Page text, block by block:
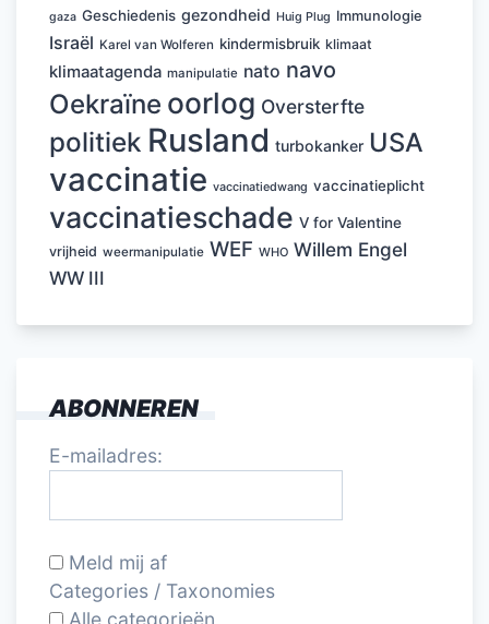
gaza Geschiedenis gezondheid Huig Plug Immunologie
Israël Karel van Wolferen kindermisbruik klimaat
klimaatagenda manipulatie nato navo
Oekraïne oorlog Oversterfte
politiek Rusland turbokanker USA
vaccinatie vaccinatiedwang vaccinatieplicht
vaccinatieschade V for Valentine
vrijheid weermanipulatie WEF WHO Willem Engel
WW III
ABONNEREN
E-mailadres:
Meld mij af
Categories / Taxonomies